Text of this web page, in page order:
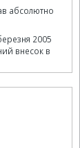
абсолютно
2005
внесок в